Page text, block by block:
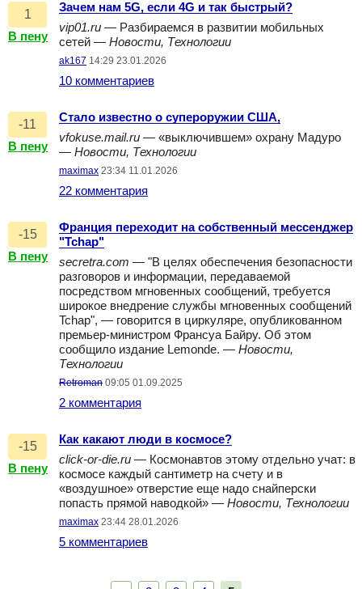
1
В пену
Зачем нам 5G, если 4G и так быстрый?
vip01.ru — Разбираемся в развитии мобильных
сетей — Новости, Технологии
ak167 14:29 23.01.2026
10 комментариев
-11
В пену
Стало известно о супероружии США,
vfokuse.mail.ru — «выключившем» охрану Мадуро
— Новости, Технологии
maximax 23:34 11.01.2026
22 комментария
-15
В пену
Франция переходит на собственный мессенджер
"Tchap"
secretra.com — "В целях обеспечения безопасности
разговоров и информации, передаваемой
посредством мгновенных сообщений, требуется
широкое внедрение службы мгновенных сообщений
Tchap", — говорится в циркуляре, опубликованном
премьер-министром Франсуа Байру. Об этом
сообщило издание Lemonde. — Новости,
Технологии
Retroman 09:05 01.09.2025
2 комментария
-15
В пену
Как какают люди в космосе?
click-or-die.ru — Космонавтов этому отдельно учат: в
космосе каждый сантиметр на счету и в
«воздушное» отверстие еще надо снайперски
попасть прямой наводкой» — Новости, Технологии
maximax 23:44 28.01.2026
5 комментариев